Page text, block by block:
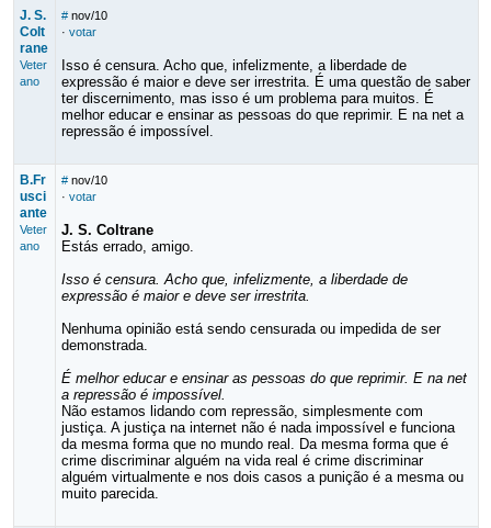
J. S.
Colt
rane
Veter
ano
# nov/10
· votar
Isso é censura. Acho que, infelizmente, a liberdade de
expressão é maior e deve ser irrestrita. É uma questão de saber
ter discernimento, mas isso é um problema para muitos. É
melhor educar e ensinar as pessoas do que reprimir. E na net a
repressão é impossível.
B.Fr
usci
ante
Veter
ano
# nov/10
· votar
J. S. Coltrane
Estás errado, amigo.
Isso é censura. Acho que, infelizmente, a liberdade de
expressão é maior e deve ser irrestrita.
Nenhuma opinião está sendo censurada ou impedida de ser
demonstrada.
É melhor educar e ensinar as pessoas do que reprimir. E na net
a repressão é impossível.
Não estamos lidando com repressão, simplesmente com
justiça. A justiça na internet não é nada impossível e funciona
da mesma forma que no mundo real. Da mesma forma que é
crime discriminar alguém na vida real é crime discriminar
alguém virtualmente e nos dois casos a punição é a mesma ou
muito parecida.